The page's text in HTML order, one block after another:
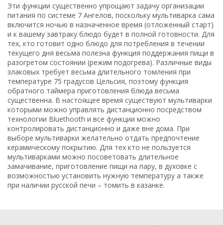
Эти функции существенно упрощают задачу организации
питания по системе 7 Ангелов, поскольку мультиварка сама
включится ночью в назначенное время (отложенный старт)
и к вашему завтраку блюдо будет в полной готовности. Для
тех, кто готовит одно блюдо для потребления в течении
текущего дня весьма полезна функция поддержания пищи в
разогретом состоянии (режим подогрева). Различные виды
злаковых требует весьма длительного томления при
температуре 75 градусов Цельсия, поэтому функция
обратного таймера приготовления блюда весьма
существенна. В настоящее время существуют мультиварки
которыми можно управлять дистанционно посредством
технологии Bluethooth и все функции можно
контролировать дистанционно и даже вне дома. При
выборе мультиварки желательно отдать предпочтение
керамическому покрытию. Для тех кто не пользуется
мультиварками можно посоветовать длительное
замачивание, приготовление пищи на пару, в духовке с
возможностью установить нужную температуру а также
при наличии русской печи – томить в казанке.